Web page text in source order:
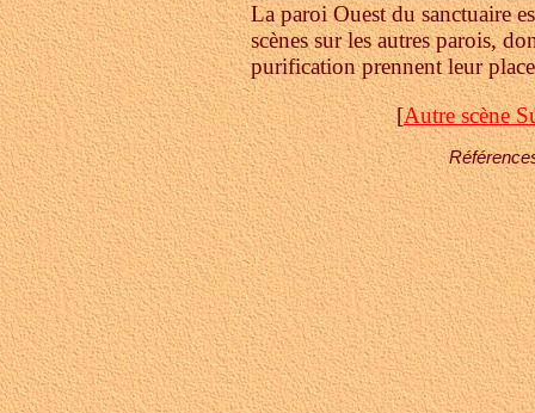
La paroi Ouest du sanctuaire
scènes sur les autres parois,
purification prennent leur
[Autre scène